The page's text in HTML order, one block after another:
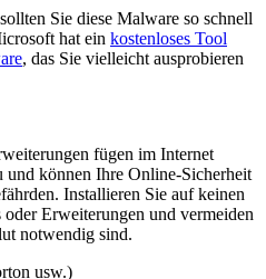
Sie diese Malware so schnell
hat ein kostenloses Tool
, das Sie vielleicht ausprobieren
fügen im Internet
und können Ihre Online-Sicherheit
Installieren Sie auf keinen
Erweiterungen und vermeiden
notwendig sind.
usw.)